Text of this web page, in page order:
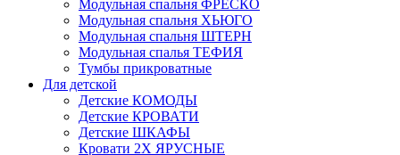
Модульная спальня ФРЕСКО
Модульная спальня ХЬЮГО
Модульная спальня ШТЕРН
Модульная спалья ТЕФИЯ
Тумбы прикроватные
Для детской
Детские КОМОДЫ
Детские КРОВАТИ
Детские ШКАФЫ
Кровати 2Х ЯРУСНЫЕ